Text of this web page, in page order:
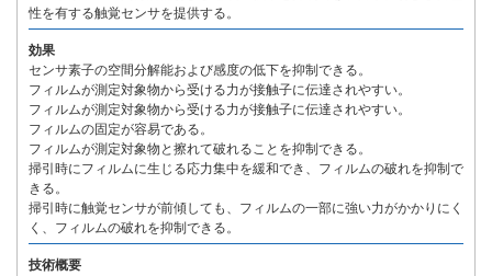
性を有する触覚センサを提供する。
効果
センサ素子の空間分解能および感度の低下を抑制できる。
フィルムが測定対象物から受ける力が接触子に伝達されやすい。
フィルムが測定対象物から受ける力が接触子に伝達されやすい。
フィルムの固定が容易である。
フィルムが測定対象物と擦れて破れることを抑制できる。
掃引時にフィルムに生じる応力集中を緩和でき、フィルムの破れを抑制で
きる。
掃引時に触覚センサが前傾しても、フィルムの一部に強い力がかかりにく
く、フィルムの破れを抑制できる。
技術概要